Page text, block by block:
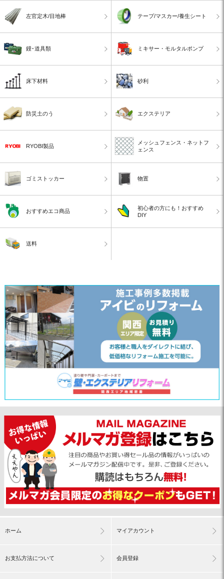
左官定木/目地棒 テープ/マスカー/養生シート
鏝･道具類 ミキサー・モルタルポンプ
床下材料 砂利
防災土のう エクステリア
RYOBI製品
メッシュフェンス・ネットフ
ェンス
ゴミストッカー 物置
おすすめエコ商品
初心者の方にも！おすすめ
DIY
送料
ホーム マイアカウント
お支払方法について 会員登録